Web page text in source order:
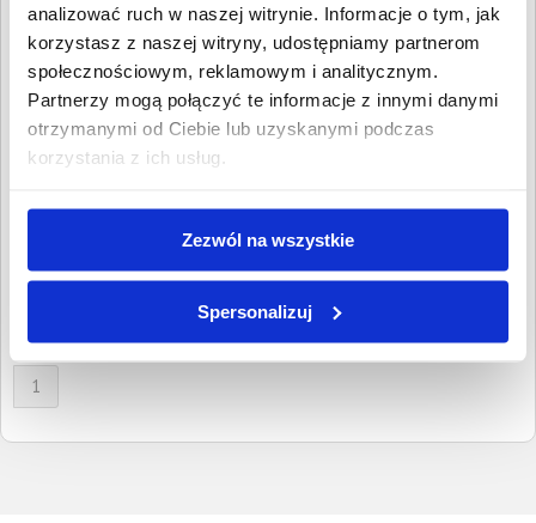
analizować ruch w naszej witrynie. Informacje o tym, jak
korzystasz z naszej witryny, udostępniamy partnerom
społecznościowym, reklamowym i analitycznym.
Partnerzy mogą połączyć te informacje z innymi danymi
otrzymanymi od Ciebie lub uzyskanymi podczas
korzystania z ich usług.
Zezwól na wszystkie
Spersonalizuj
dłużnika lub inną szukaną frazę
Wyczyść Szukaj
Znalezione:2, Łączna wartość:4 907,89 PLN
Dłużnicy
SAYSPEAK Kamila
1